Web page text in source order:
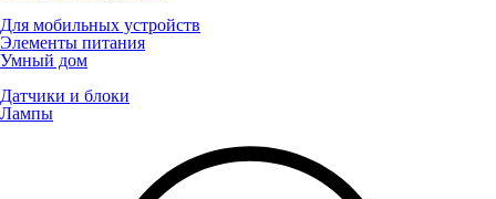
Для мобильных устройств
Элементы питания
Умный дом
Датчики и блоки
Лампы